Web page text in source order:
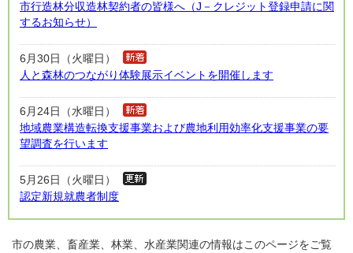
市行造林分収造林契約者の皆様へ（J－クレジット登録申請に関
するお知らせ）
6月30日（火曜日）
人と森林のつながり体験展示イベントを開催します
6月24日（水曜日）
地域農業構造転換支援事業および農地利用効率化支援事業の要
望調査を行います
5月26日（火曜日）
認定新規就農者制度
市の農業、畜産業、林業、水産業関連の情報はこのページをご覧